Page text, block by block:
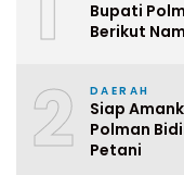
Bupati
Berikut
2 DAERAH
Siap
Polman
Petani